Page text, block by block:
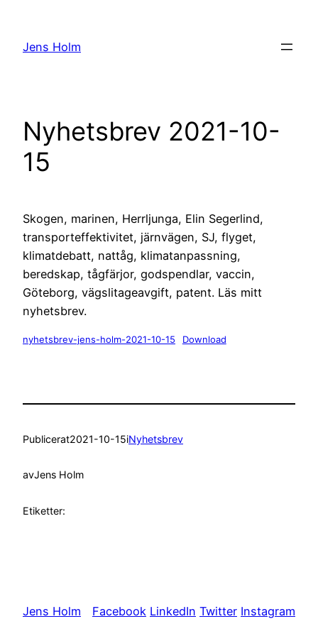
innehåll
Jens Holm
Nyhetsbrev 2021-10-
15
Skogen, marinen, Herrljunga, Elin Segerlind,
transporteffektivitet, järnvägen, SJ, flyget,
klimatdebatt, nattåg, klimatanpassning,
beredskap, tågfärjor, godspendlar, vaccin,
Göteborg, vägslitageavgift, patent. Läs mitt
nyhetsbrev.
nyhetsbrev-jens-holm-2021-10-15 Download
Publicerat2021-10-15iNyhetsbrev
avJens Holm
Etiketter:
Jens Holm Facebook LinkedIn Twitter Instagram